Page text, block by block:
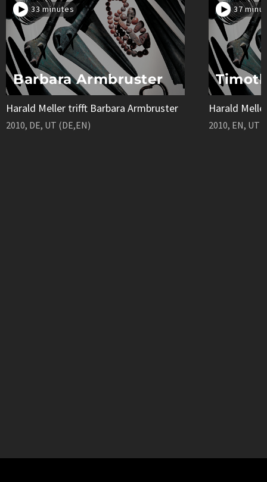
33 minutes
Barbara Armbruster
Harald Meller trifft Barbara Armbruster
2010, DE, UT (DE,EN)
37
Harald
2010, EN, UT